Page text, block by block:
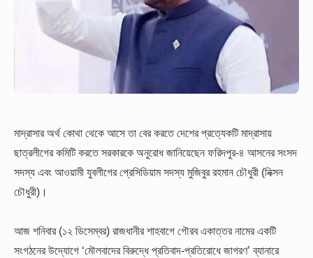
মাদ্রাসার অর্থ কোথা থেকে আসে তা বের করতে দেশের প্রত্যেকটি মাদ্রাসায়
ছাত্রলীগের কমিটি করতে সরকারকে অনুরোধ জানিয়েছেন ফরিদপুর-৪ আসনের সংসদ
সদস্য এবং আওয়ামী যুবলীগের প্রেসিডিয়াম সদস্য মুজিবুর রহমান চৌধুরী (নিক্সন
চৌধুরী)।
আজ শনিবার (১২ ডিসেম্বর) রাজধানীর শাহবাগে গৌরব একাত্তর নামের একটি
সংগঠনের উদ্যোগে ‘মৌলবাদের বিরুদ্ধে প্রতিবাদ-প্রতিরোধে জাগরণ’ ব্যানারে